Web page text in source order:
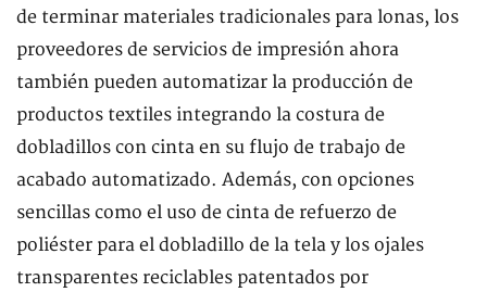
de terminar materiales tradicionales para lonas, los
proveedores de servicios de impresión ahora
también pueden automatizar la producción de
productos textiles integrando la costura de
dobladillos con cinta en su flujo de trabajo de
acabado automatizado. Además, con opciones
sencillas como el uso de cinta de refuerzo de
poliéster para el dobladillo de la tela y los ojales
transparentes reciclables patentados por